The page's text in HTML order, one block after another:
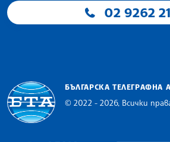
02 9262
БЪЛГАРСКА ТЕЛЕГРАФНА
© 2022 - 2026, Всички